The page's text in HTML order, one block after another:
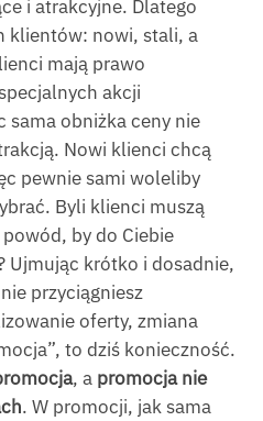
i atrakcyjne. Dlatego
klientów: nowi, stali, a
mają prawo
akcji
sama obniżka ceny nie
Nowi klienci chcą
pewnie sami woleliby
Byli klienci muszą
by do Ciebie
Ujmując krótko i dosadnie,
przyciągniesz
oferty, zmiana
to dziś konieczność.
, a promocja nie
. W promocji, jak sama